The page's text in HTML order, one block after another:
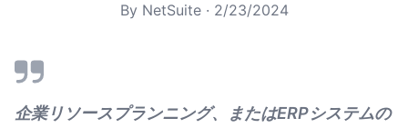
By NetSuite· 2/23/2024
企業リソースプランニング、またはERPシステムの